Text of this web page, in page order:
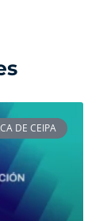
DE CEIPA